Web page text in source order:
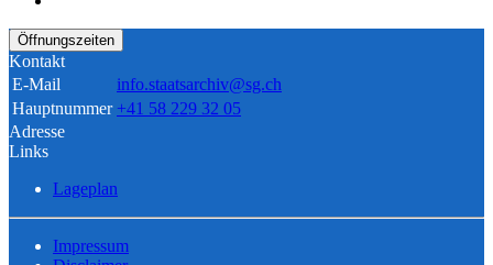
Öffnungszeiten
Kontakt
E-Mail
info.staatsarchiv@sg.ch
Hauptnummer +41 58 229 32 05
Adresse
Links
Lageplan
Impressum